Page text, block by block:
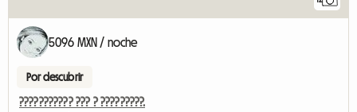
5096 MXN / noche
Por descubrir
??????????? ??? ? ?????????.